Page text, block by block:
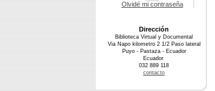
Olvidé mi contraseña
Dirección
Biblioteca Virtual y Documental
Via Napo kilometro 2 1/2 Paso lateral
Puyo - Pastaza - Ecuador
Ecuador
032 889 118
contacto